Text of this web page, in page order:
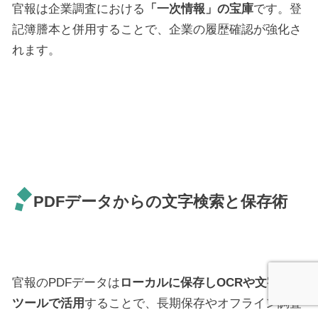
官報は企業調査における 「一次情報」の宝庫です。登
記簿謄本と併用することで、企業の履歴確認が強化さ
れます。
PDFデータからの文字検索と保存術
官報のPDFデータは ローカルに保存しOCRや文字検索
ツールで活用することで、長期保存やオフライン調査